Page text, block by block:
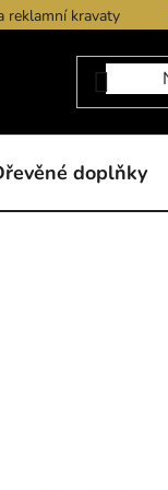
reklamní kravaty
doplňky